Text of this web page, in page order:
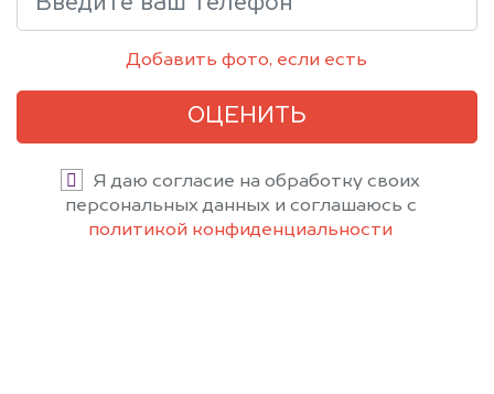
Добавить фото, если есть
ОЦЕНИТЬ
Я даю согласие на обработку своих
персональных данных и соглашаюсь с
политикой конфиденциальности